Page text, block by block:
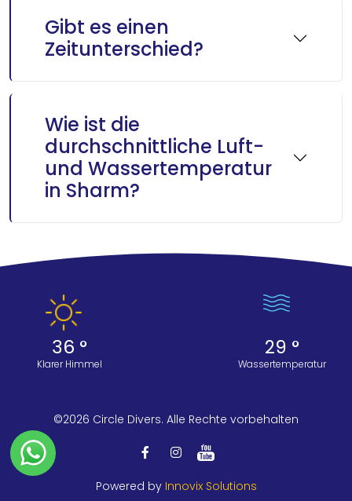
Gibt es einen
Zeitunterschied?
Wie ist die
durchschnittliche Luft-
und Wassertemperatur
in Sharm?
36 °
Klarer Himmel
29 °
Wassertemperatur
©2026 Circle Divers. Alle Rechte vorbehalten
Powered by Innovix Solutions